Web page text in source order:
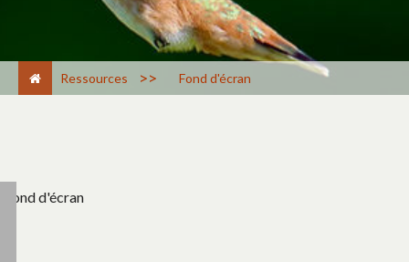
Ressources > Fond d'écran
Fond d'écran